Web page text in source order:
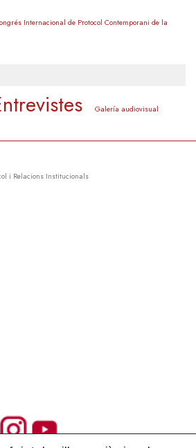
Internacional de Protocol Contemporani de la
Galería audiovisual
i Relacions Institucionals